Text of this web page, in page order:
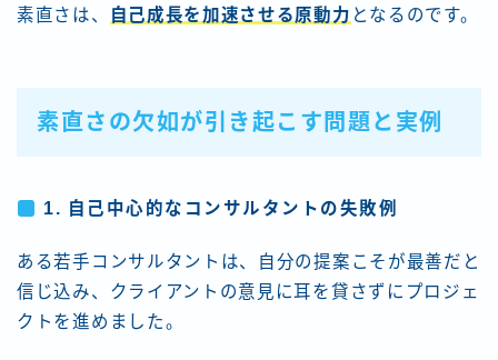
素直さは、 自己成長を加速させる原動力 となるのです。
素直さの欠如が引き起こす問題と実例
1. 自己中心的なコンサルタントの失敗例
ある若手コンサルタントは、自分の提案こそが最善だと
信じ込み、クライアントの意見に耳を貸さずにプロジェ
クトを進めました。